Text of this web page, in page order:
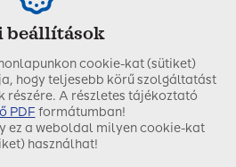
dátuma:2025. április 26.
beállítások
cookie-kat (sütiket)
hogy teljesebb körű szolgáltatást
részére. A részletes tájékoztató
PDF formátumban!
ez a weboldal milyen cookie-kat
használhat!